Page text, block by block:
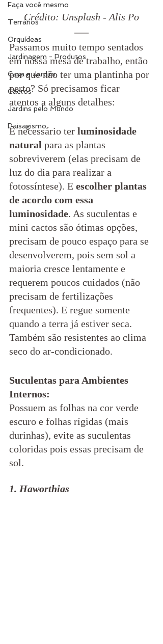
Faça você mesmo
Terrários
Orquídeas
Jardinagem - Produtos
Casa e Jardim
Cactos
Jardins pelo Mundo
Paisagismo
Crédito: Unsplash - Alis Po
Passamos muito tempo sentados
em nossa mesa de trabalho, então
por que não ter uma plantinha por
perto? Só precisamos ficar
atentos a alguns detalhes:
É necessário ter luminosidade
natural para as plantas
sobreviverem (elas precisam de
luz do dia para realizar a
fotossíntese). E escolher plantas
de acordo com essa
luminosidade. As suculentas e
mini cactos são ótimas opções,
precisam de pouco espaço para se
desenvolverem, pois sem sol a
maioria cresce lentamente e
requerem poucos cuidados (não
precisam de fertilizações
frequentes). E regue somente
quando a terra já estiver seca.
Também são resistentes ao clima
seco do ar-condicionado.
Suculentas para Ambientes
Internos:
Possuem as folhas na cor verde
escuro e folhas rígidas (mais
durinhas), evite as suculentas
coloridas pois essas precisam de
sol.
1. Haworthias